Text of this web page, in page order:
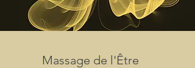
Massage de l'Être